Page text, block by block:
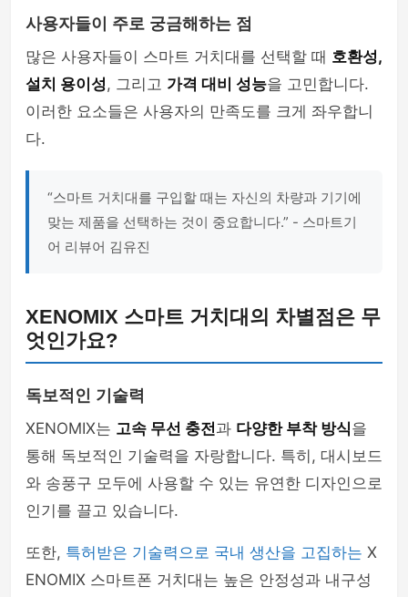
사용자들이 주로 궁금해하는 점
많은 사용자들이 스마트 거치대를 선택할 때 호환성,
설치 용이성, 그리고 가격 대비 성능을 고민합니다.
이러한 요소들은 사용자의 만족도를 크게 좌우합니
다.
“스마트 거치대를 구입할 때는 자신의 차량과 기기에
맞는 제품을 선택하는 것이 중요합니다.” - 스마트기
어 리뷰어 김유진
XENOMIX 스마트 거치대의 차별점은 무
엇인가요?
독보적인 기술력
XENOMIX는 고속 무선 충전과 다양한 부착 방식을
통해 독보적인 기술력을 자랑합니다. 특히, 대시보드
와 송풍구 모두에 사용할 수 있는 유연한 디자인으로
인기를 끌고 있습니다.
또한, 특허받은 기술력으로 국내 생산을 고집하는 X
ENOMIX 스마트폰 거치대는 높은 안정성과 내구성